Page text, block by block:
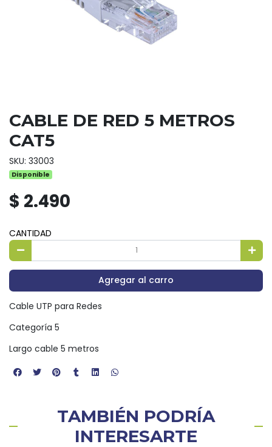
CABLE DE RED 5 METROS
CAT5
SKU: 33003
Disponible
$ 2.490
CANTIDAD
Agregar al carro
Cable UTP para Redes
Categoría 5
Largo cable 5 metros
TAMBIÉN PODRÍA
INTERESARTE